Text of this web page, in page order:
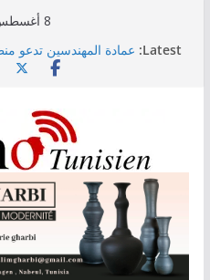
8 أغسطس 2026
Latest:
اختيار معهد باستور
مياه الصرف الصحي
عمادة المهندسين تدعو
أمين بودشارت يلتقي
استثنائية تجمع الفنان
بالمائة إلى موفى ماي 2026